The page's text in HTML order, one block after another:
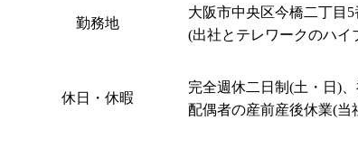
勤務地
大阪市中央区今橋二丁目
(出社とテレワークのハイ
休日・休暇
完全週休二日制(土・日)
配偶者の産前産後休業(当